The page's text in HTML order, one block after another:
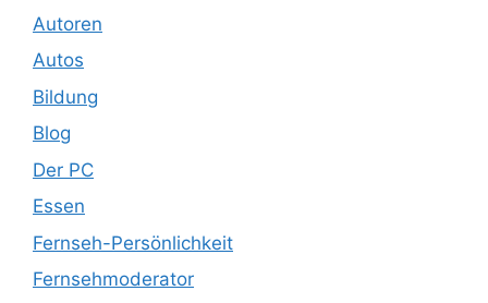
Autoren
Autos
Bildung
Blog
Der PC
Essen
Fernseh-Persönlichkeit
Fernsehmoderator